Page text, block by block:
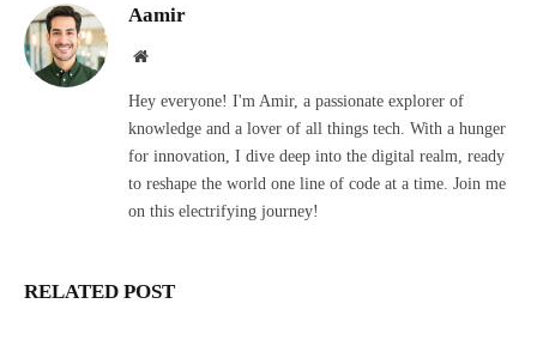
Aamir
Website
Hey everyone! I'm Amir, a passionate explorer of
knowledge and a lover of all things tech. With a hunger
for innovation, I dive deep into the digital realm, ready
to reshape the world one line of code at a time. Join me
on this electrifying journey!
RELATED POST